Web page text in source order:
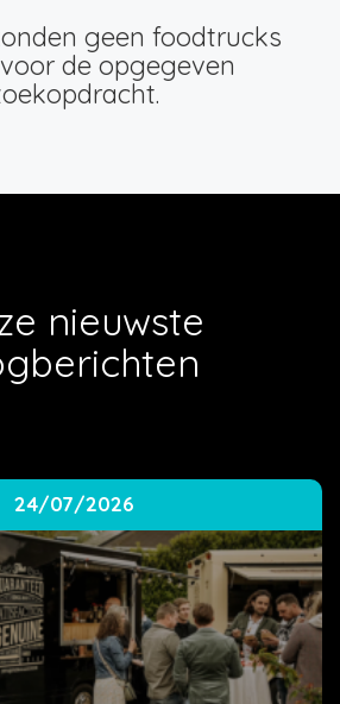
geen foodtrucks
de opgegeven
nieuwste
24/07/2026